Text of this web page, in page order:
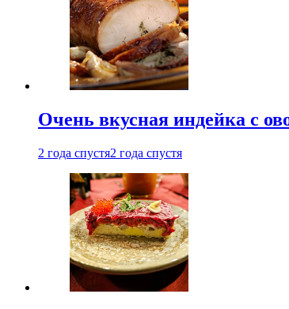
Очень вкусная индейка с
2 года спустя2 года спустя